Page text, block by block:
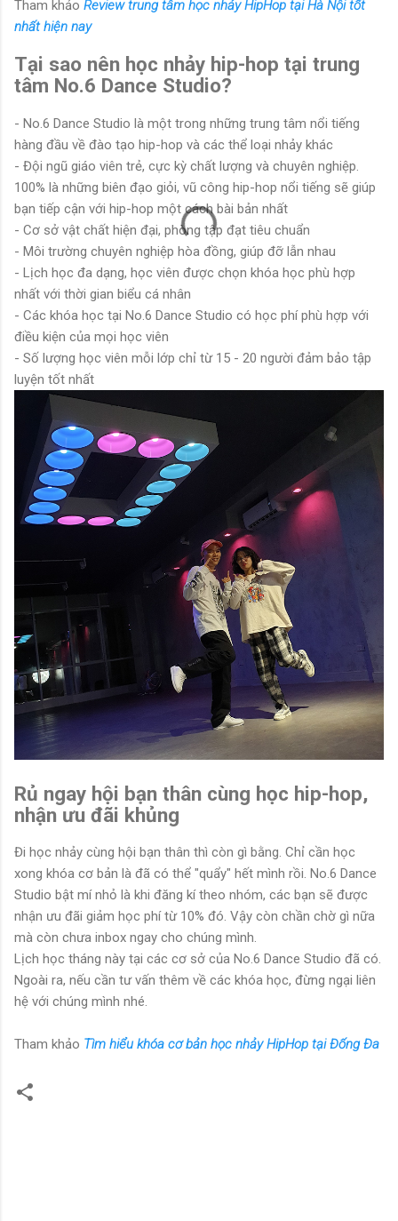
Tham khảo Review trung tâm học nhảy HipHop tại Hà Nội tốt
nhất hiện nay
Tại sao nên học nhảy hip-hop tại trung
tâm No.6 Dance Studio?
- No.6 Dance Studio là một trong những trung tâm nổi tiếng
hàng đầu về đào tạo hip-hop và các thể loại nhảy khác
- Đội ngũ giáo viên trẻ, cực kỳ chất lượng và chuyên nghiệp.
100% là những biên đạo giỏi, vũ công hip-hop nổi tiếng sẽ giúp
bạn tiếp cận với hip-hop một cách bài bản nhất
- Cơ sở vật chất hiện đại, phòng tập đạt tiêu chuẩn
- Môi trường chuyên nghiệp hòa đồng, giúp đỡ lẫn nhau
- Lịch học đa dạng, học viên được chọn khóa học phù hợp
nhất với thời gian biểu cá nhân
- Các khóa học tại No.6 Dance Studio có học phí phù hợp với
điều kiện của mọi học viên
- Số lượng học viên mỗi lớp chỉ từ 15 - 20 người đảm bảo tập
luyện tốt nhất
Rủ ngay hội bạn thân cùng học hip-hop,
nhận ưu đãi khủng
Đi học nhảy cùng hội bạn thân thì còn gì bằng. Chỉ cần học
xong khóa cơ bản là đã có thể "quẩy" hết mình rồi. No.6 Dance
Studio bật mí nhỏ là khi đăng kí theo nhóm, các bạn sẽ được
nhận ưu đãi giảm học phí từ 10% đó. Vậy còn chần chờ gì nữa
mà còn chưa inbox ngay cho chúng mình.
Lịch học tháng này tại các cơ sở của No.6 Dance Studio đã có.
Ngoài ra, nếu cần tư vấn thêm về các khóa học, đừng ngại liên
hệ với chúng mình nhé.
Tham khảo Tìm hiểu khóa cơ bản học nhảy HipHop tại Đống Đa